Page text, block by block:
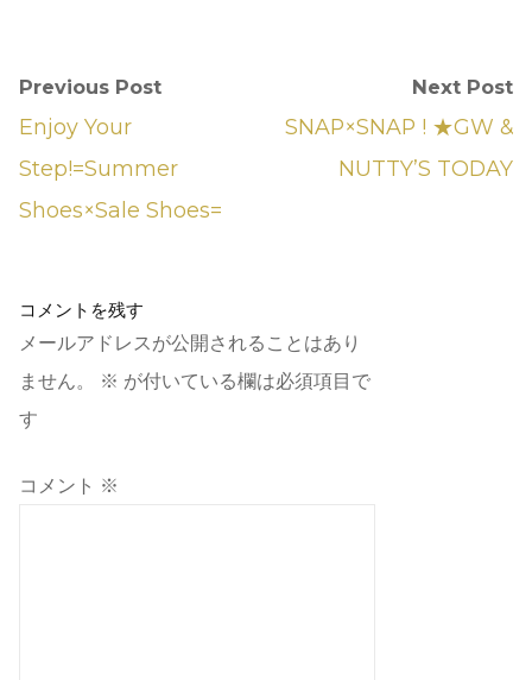
Previous Post
Enjoy Your
Step!=Summer
Shoes×Sale Shoes=
Next Post
SNAP×SNAP ! ★GW &
NUTTY’S TODAY
コメントを残す
メールアドレスが公開されることはあり
ません。
※ が付いている欄は必須項目で
す
コメント ※